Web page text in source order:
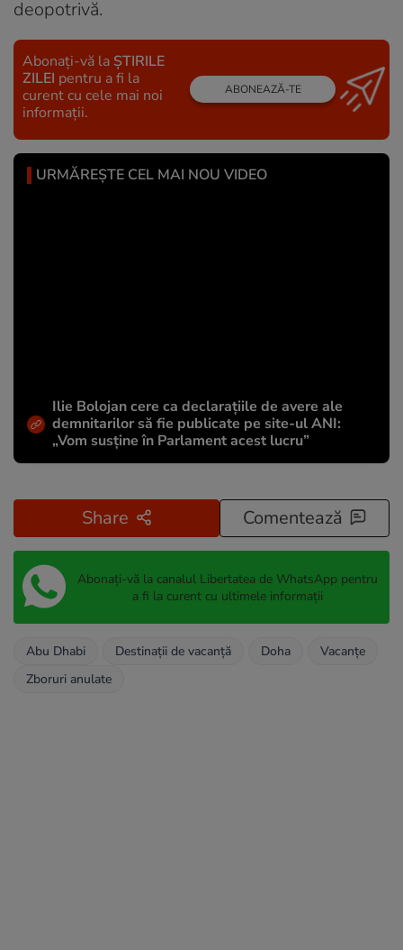
deopotrivă.
Abonați-vă la ȘTIRILE
ZILEI pentru a fi la
curent cu cele mai noi
informații.
ABONEAZĂ-TE
URMĂREȘTE CEL MAI NOU VIDEO
Ilie Bolojan cere ca declarațiile de avere ale
demnitarilor să fie publicate pe site-ul ANI:
„Vom susține în Parlament acest lucru”
Share Comentează
Abonați-vă la canalul Libertatea de WhatsApp pentru
a fi la curent cu ultimele informații
Abu Dhabi Destinații de vacanță Doha
Vacanțe
Zboruri anulate